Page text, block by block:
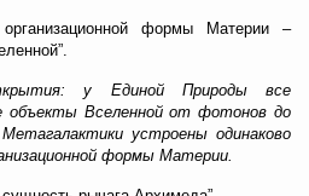
формы Материи –
у Единой Природы все
объекты Вселенной от фотонов до
устроены одинаково
формы Материи.